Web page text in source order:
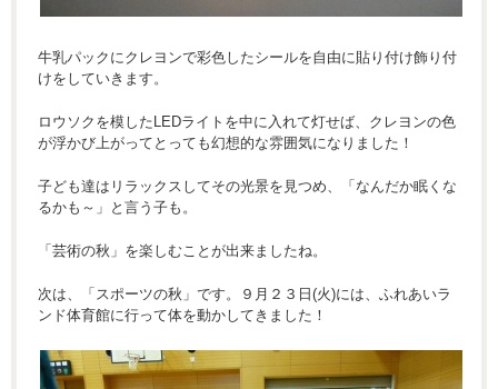
牛乳パックにクレヨンで彩色したシールを自由に貼り付け飾り付
けをしていきます。
ロウソクを模したLEDライトを中に入れて灯せば、クレヨンの色
が浮かび上がってとっても幻想的な雰囲気になりました！
子ども達はリラックスしてその光景を見つめ、「なんだか眠くな
るかも～」と言う子も。
「芸術の秋」を楽しむことが出来ましたね。
次は、「スポーツの秋」です。９月２３日(火)には、ふれあいラ
ンド体育館に行って体を動かしてきました！